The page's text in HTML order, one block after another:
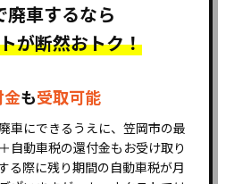
廃車するなら
が断然おトク！
金も受取可能
車にできるうえに、笠岡市の最
自動車税の還付金もお受け取り
る際に残り期間の自動車税が月